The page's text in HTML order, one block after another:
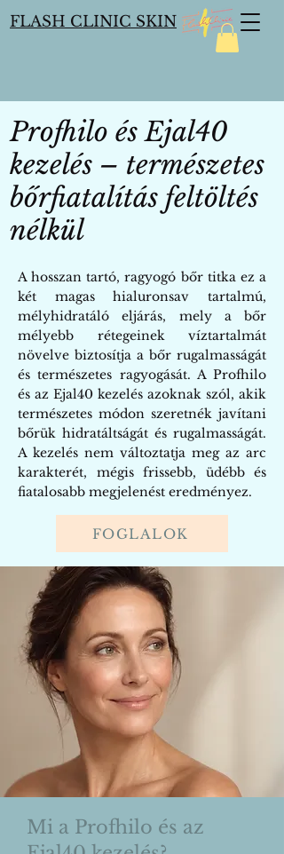
FLASH CLINIC SKIN
Profhilo és Ejal40
kezelés – természetes
bőrfiatalítás feltöltés
nélkül
A hosszan tartó, ragyogó bőr titka ez a
két magas hialuronsav tartalmú,
mélyhidratáló eljárás, mely a bőr
mélyebb rétegeinek víztartalmát
növelve biztosítja a bőr rugalmasságát
és természetes ragyogását. A Profhilo
és az Ejal40 kezelés azoknak szól, akik
természetes módon szeretnék javítani
bőrük hidratáltságát és rugalmasságát.
A kezelés nem változtatja meg az arc
karakterét, mégis frissebb, üdébb és
fiatalosabb megjelenést eredményez.
FOGLALOK
Mi a Profhilo és az